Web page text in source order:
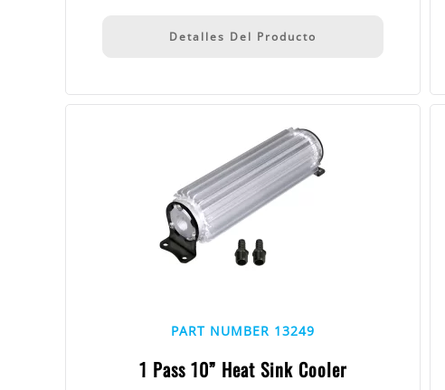
Detalles Del Producto
PART NUMBER 13249
1 Pass 10” Heat Sink Cooler